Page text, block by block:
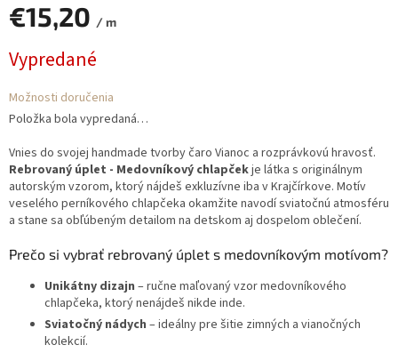
€15,20 / m
cena:
Vypredané
Možnosti doručenia
Položka bola vypredaná…
Vnies do svojej handmade tvorby čaro Vianoc a rozprávkovú hravosť.
Rebrovaný úplet - Medovníkový chlapčekje látka s originálnym
autorským vzorom, ktorý nájdeš exkluzívne iba v Krajčírkove. Motív
veselého perníkového chlapčeka okamžite navodí sviatočnú atmosféru
a stane sa obľúbeným detailom na detskom aj dospelom oblečení.
Prečo si vybrať rebrovaný úplet s medovníkovým motívom?
Unikátny dizajn – ručne maľovaný vzor medovníkového
chlapčeka, ktorý nenájdeš nikde inde.
Sviatočný nádych – ideálny pre šitie zimných a vianočných
kolekcií.